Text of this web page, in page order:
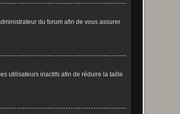
du forum afin de vous assurer
utilisateurs inactifs afin de réduire la taille